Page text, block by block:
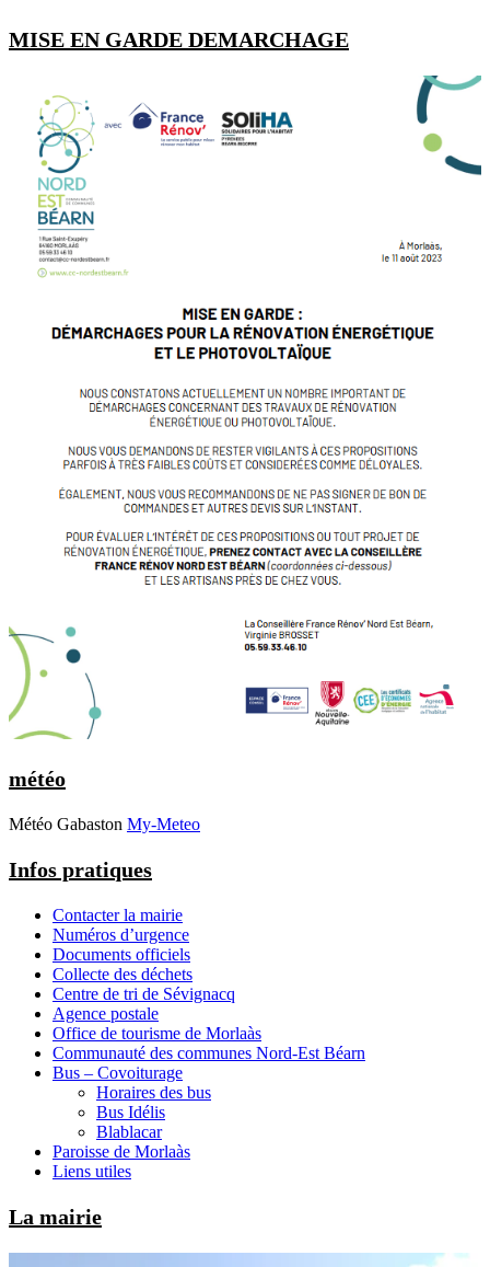
MISE EN GARDE DEMARCHAGE
météo
Météo Gabaston My-Meteo
Infos pratiques
Contacter la mairie
Numéros d’urgence
Documents officiels
Collecte des déchets
Centre de tri de Sévignacq
Agence postale
Office de tourisme de Morlaàs
Communauté des communes Nord-Est Béarn
Bus – Covoiturage
Horaires des bus
Bus Idélis
Blablacar
Paroisse de Morlaàs
Liens utiles
La mairie